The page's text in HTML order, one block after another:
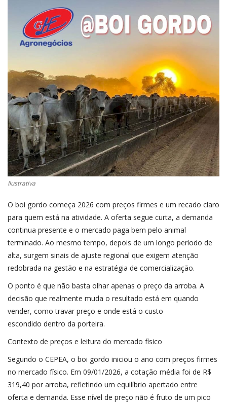
Ilustrativa
O boi gordo começa 2026 com preços firmes e um recado claro
para quem está na atividade. A oferta segue curta, a demanda
continua presente e o mercado paga bem pelo animal
terminado. Ao mesmo tempo, depois de um longo período de
alta, surgem sinais de ajuste regional que exigem atenção
redobrada na gestão e na estratégia de comercialização.
O ponto é que não basta olhar apenas o preço da arroba. A
decisão que realmente muda o resultado está em quando
vender, como travar preço e onde está o custo
escondido dentro da porteira.
Contexto de preços e leitura do mercado físico
Segundo o CEPEA, o boi gordo iniciou o ano com preços firmes
no mercado físico. Em 09/01/2026, a cotação média foi de R$
319,40 por arroba, refletindo um equilíbrio apertado entre
oferta e demanda. Esse nível de preço não é fruto de um pico